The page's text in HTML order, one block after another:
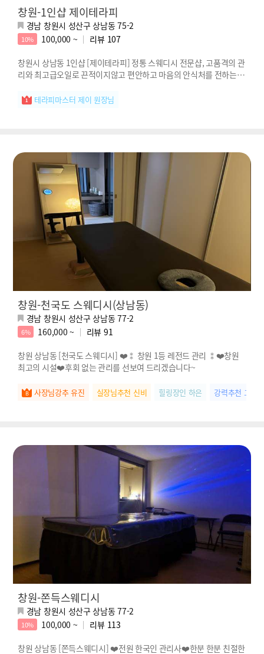
창원-1인샵 제이테라피
경남 창원시 성산구 상남동 75-2
10% 100,000 ~ 리뷰 107
창원시 상남동 1인샵 [제이테라피] 정통 스웨디시 전문샵, 고품격의 관
리와 최고급오일로 끈적이지않고 편안하고 마음의 안식처를 전하는 제
테라피마스터 제이 원장님
창원-천국도 스웨디시(상남동)
경남 창원시 성산구 상남동 77-2
6% 160,000 ~ 리뷰 91
창원 상남동 [천국도 스웨디시] ❤️⁑ 창원 1등 레전드 관리 ⁑❤️창원
최고의 시설❤️후회 없는 관리를 선보여 드리겠습니다~
사장님강추 유진 실장님추천 신비 힐링장인 하은 강력추천 고은
창원-쫀득스웨디시
경남 창원시 성산구 상남동 77-2
10% 100,000 ~ 리뷰 113
창원 상남동 [쫀득스웨디시] ❤️전원 한국인 관리사❤️한분 한분 친절한